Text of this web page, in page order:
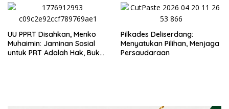
UU PPRT Disahkan, Menko
Muhaimin: Jaminan Sosial
untuk PRT Adalah Hak, Bukan
Pilkades Deliserdang:
Menyatukan Pilihan, Menjaga
Persaudaraan